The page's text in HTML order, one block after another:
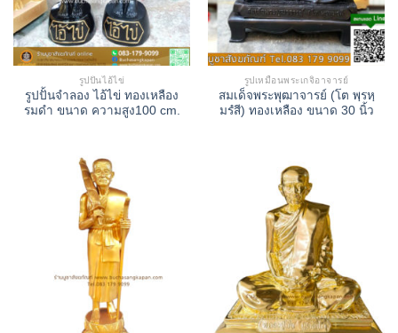
รูปปั้นไอ้ไข่
รูปปั้นจำลอง ไอ้ไข่ ทองเหลือง
รมดำ ขนาด ความสูง100 cm.
รูปเหมือนพระเกจิอาจารย์
สมเด็จพระพุฒาจารย์ (โต พฺรหฺ
มรํสี) ทองเหลือง ขนาด 30 นิ้ว